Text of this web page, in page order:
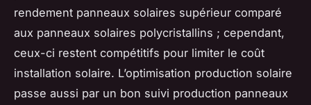
rendement panneaux solaires supérieur comparé
aux panneaux solaires polycristallins ; cependant,
ceux-ci restent compétitifs pour limiter le coût
installation solaire. L’optimisation production solaire
passe aussi par un bon suivi production panneaux